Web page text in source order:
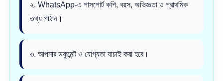
২. WhatsApp-এ পাসপোর্ট কপি, বয়স, অভিজ্ঞতা ও প্রাথমিক
তথ্য পাঠান।
৩. আপনার ডকুমেন্ট ও যোগ্যতা যাচাই করা হবে।